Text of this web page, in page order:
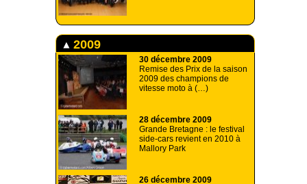
2009
30 décembre 2009
Remise des Prix de la saison
2009 des champions de
vitesse moto à (…)
28 décembre 2009
Grande Bretagne : le festival
side-cars revient en 2010 à
Mallory Park
26 décembre 2009